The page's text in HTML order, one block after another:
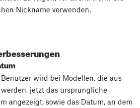
Nickname verwenden.
wird bei Modellen, die aus
jetzt das ursprüngliche
angezeigt, sowie das Datum, an dem